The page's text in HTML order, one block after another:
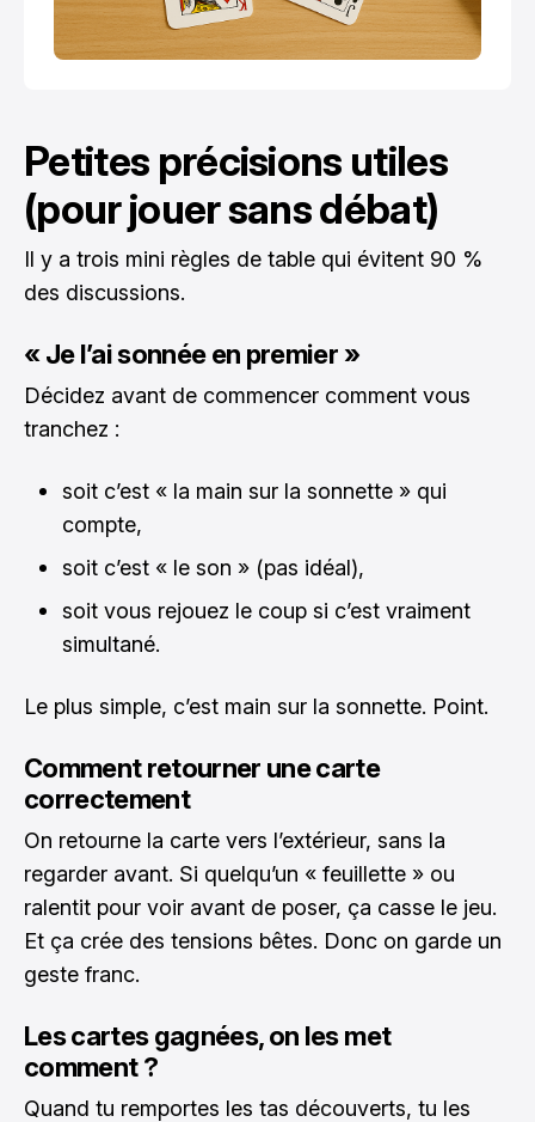
Petites précisions utiles
(pour jouer sans débat)
Il y a trois mini règles de table qui évitent 90 %
des discussions.
« Je l’ai sonnée en premier »
Décidez avant de commencer comment vous
tranchez :
soit c’est « la main sur la sonnette » qui
compte,
soit c’est « le son » (pas idéal),
soit vous rejouez le coup si c’est vraiment
simultané.
Le plus simple, c’est main sur la sonnette. Point.
Comment retourner une carte
correctement
On retourne la carte vers l’extérieur, sans la
regarder avant. Si quelqu’un « feuillette » ou
ralentit pour voir avant de poser, ça casse le jeu.
Et ça crée des tensions bêtes. Donc on garde un
geste franc.
Les cartes gagnées, on les met
comment ?
Quand tu remportes les tas découverts, tu les